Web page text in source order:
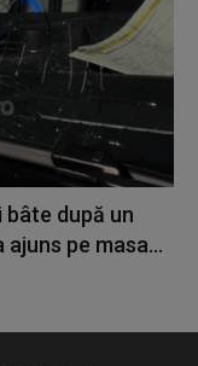
după un
pe masa...